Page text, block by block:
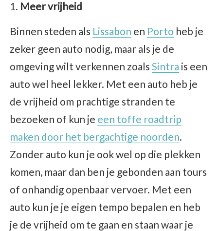
Meer vrijheid
Binnen steden als Lissabon en Porto heb je
zeker geen auto nodig, maar als je de
omgeving wilt verkennen zoals Sintra is een
auto wel heel lekker. Met een auto heb je
de vrijheid om prachtige stranden te
bezoeken of kun je een toffe roadtrip
maken door het bergachtige noorden.
Zonder auto kun je ook wel op die plekken
komen, maar dan ben je gebonden aan tours
of onhandig openbaar vervoer. Met een
auto kun je je eigen tempo bepalen en heb
je de vrijheid om te gaan en staan waar je